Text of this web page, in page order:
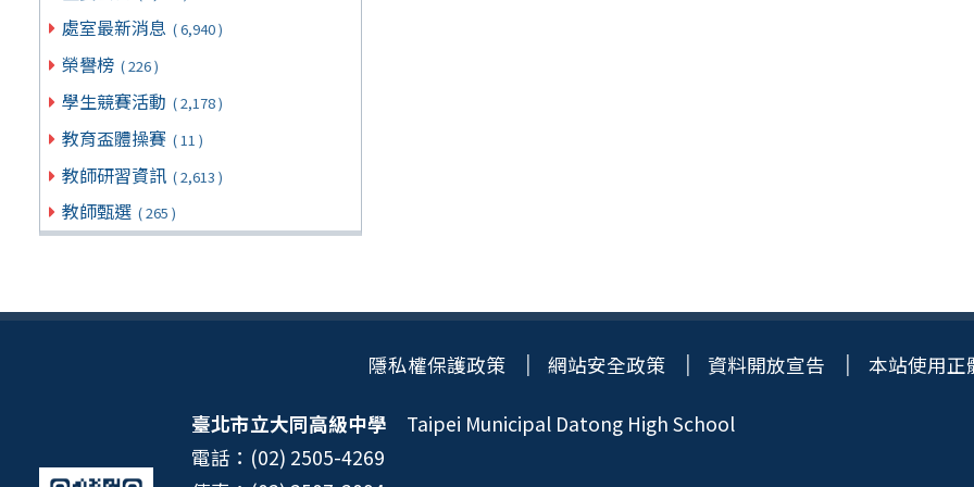
處室最新消息 ( 6,940 )
榮譽榜 ( 226 )
學生競賽活動 ( 2,178 )
教育盃體操賽 ( 11 )
教師研習資訊 ( 2,613 )
教師甄選 ( 265 )
隱私權保護政策 網站安全政策 資料開放宣告 本站使用正
臺北市立大同高級中學 Taipei Municipal Datong High School
電話：(02) 2505-4269